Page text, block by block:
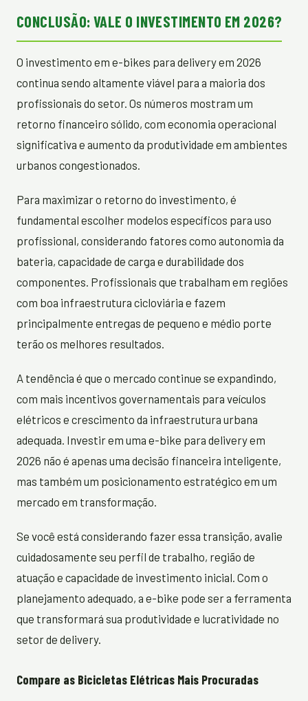
CONCLUSÃO: VALE O INVESTIMENTO EM 2026?
O investimento em e-bikes para delivery em 2026
continua sendo altamente viável para a maioria dos
profissionais do setor. Os números mostram um
retorno financeiro sólido, com economia operacional
significativa e aumento da produtividade em ambientes
urbanos congestionados.
Para maximizar o retorno do investimento, é
fundamental escolher modelos específicos para uso
profissional, considerando fatores como autonomia da
bateria, capacidade de carga e durabilidade dos
componentes. Profissionais que trabalham em regiões
com boa infraestrutura cicloviária e fazem
principalmente entregas de pequeno e médio porte
terão os melhores resultados.
A tendência é que o mercado continue se expandindo,
com mais incentivos governamentais para veículos
elétricos e crescimento da infraestrutura urbana
adequada. Investir em uma e-bike para delivery em
2026 não é apenas uma decisão financeira inteligente,
mas também um posicionamento estratégico em um
mercado em transformação.
Se você está considerando fazer essa transição, avalie
cuidadosamente seu perfil de trabalho, região de
atuação e capacidade de investimento inicial. Com o
planejamento adequado, a e-bike pode ser a ferramenta
que transformará sua produtividade e lucratividade no
setor de delivery.
Compare as Bicicletas Elétricas Mais Procuradas